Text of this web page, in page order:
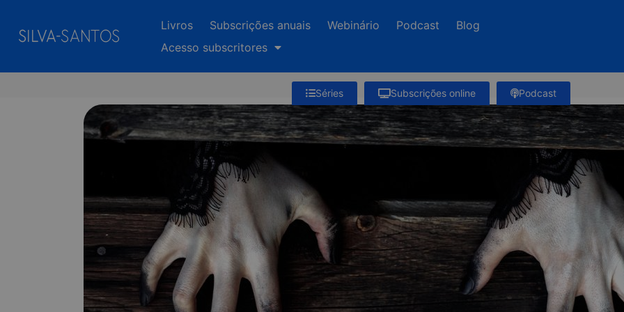
Livros Subscrições anuais Webinário Podcast
Blog
Acesso subscritores
Séries Subscrições online Podcast